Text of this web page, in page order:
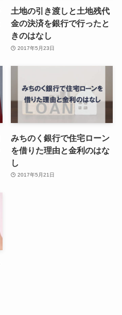
土地の引き渡しと土地残代
金の決済を銀行で行ったと
きのはなし
2017年5月23日
みちのく銀行で住宅ローン
を借りた理由と金利のはな
し
2017年5月21日